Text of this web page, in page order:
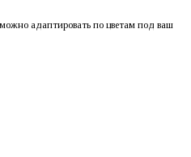
адаптировать по цветам под ваш